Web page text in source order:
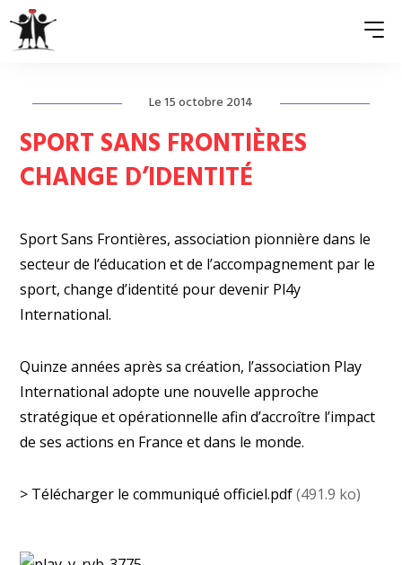
QUI SOMMES-NOUS ?
ASSOCIATIONS MEMBRES
S’ENGAGER
ACTUALITÉS
Le 15 octobre 2014
SPORT SANS FRONTIÈRES
CHANGE D’IDENTITÉ
Sport Sans Frontières, association pionnière dans le
secteur de l’éducation et de l’accompagnement par le
sport, change d’identité pour devenir Pl4y
International.
Quinze années après sa création, l’association Play
International adopte une nouvelle approche
stratégique et opérationnelle afin d’accroître l’impact
de ses actions en France et dans le monde.
> Télécharger le communiqué officiel.pdf(491.9 ko)